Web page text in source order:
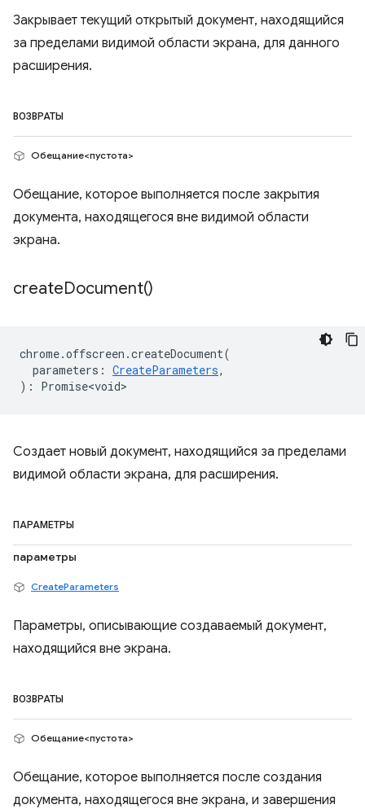
Закрывает текущий открытый документ, находящийся
за пределами видимой области экрана, для данного
расширения.
ВОЗВРАТЫ
Обещание<пустота>
Обещание, которое выполняется после закрытия
документа, находящегося вне видимой области
экрана.
createDocument()
chrome.offscreen .createDocument(
parameters : CreateParameters,
) : Promise<void>
Создает новый документ, находящийся за пределами
видимой области экрана, для расширения.
ПАРАМЕТРЫ
параметры
CreateParameters
Параметры, описывающие создаваемый документ,
находящийся вне экрана.
ВОЗВРАТЫ
Обещание<пустота>
Обещание, которое выполняется после создания
документа, находящегося вне экрана, и завершения